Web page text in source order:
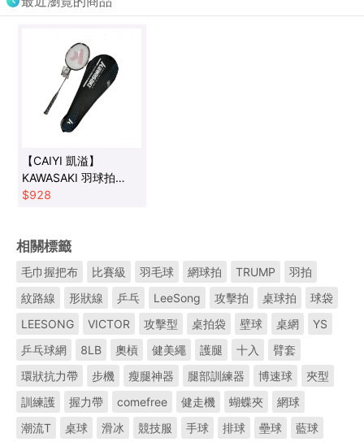
【CAIYI 凱溢】
KAWASAKI 羽球拍
KBC950 鋁合金輕量拍
$928
相關標籤
毛巾握把布 比賽級 羽毛球 網球拍 TRUMP
羽拍
紋路線
形狀線 乒乓 LeeSong 攻擊拍 桌球拍
球袋
LEESONG
VICTOR 攻擊型 桌拍袋 壁球 桌網
YS
乒乓球網
8LB 奧槓 健美繩 護腿 十入
臂套
環狀抗力帶
步機 瘦腿神器 腿部訓練器 博速球
夾型
訓練護
握力帶 comefree 健走機 蝴蝶夾
網球
潮流T
桌球 滑冰 競技服 手球 排球 壘球 藍球